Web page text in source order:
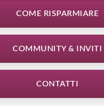
COME RISPARMIARE
COMMUNITY & INVITI
CONTATTI